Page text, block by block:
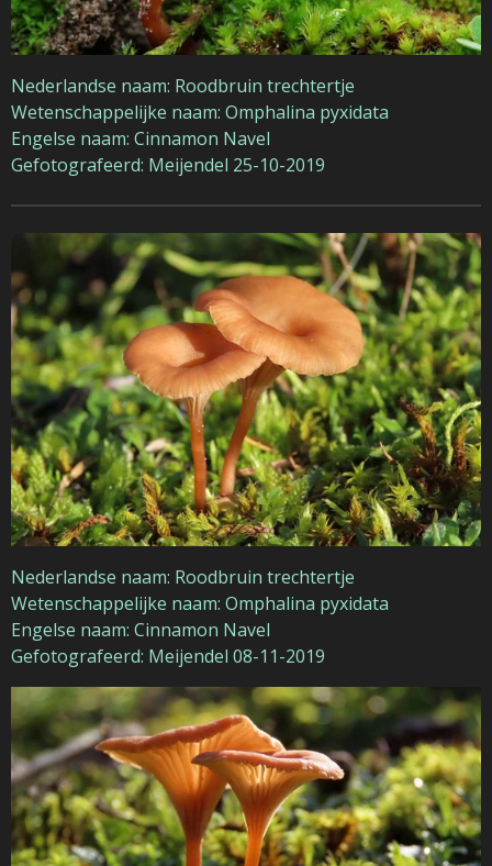
Nederlandse naam: Roodbruin trechtertje
Wetenschappelijke naam: Omphalina pyxidata
Engelse naam: Cinnamon Navel
Gefotografeerd: Meijendel 25-10-2019
Nederlandse naam: Roodbruin trechtertje
Wetenschappelijke naam: Omphalina pyxidata
Engelse naam: Cinnamon Navel
Gefotografeerd: Meijendel 08-11-2019